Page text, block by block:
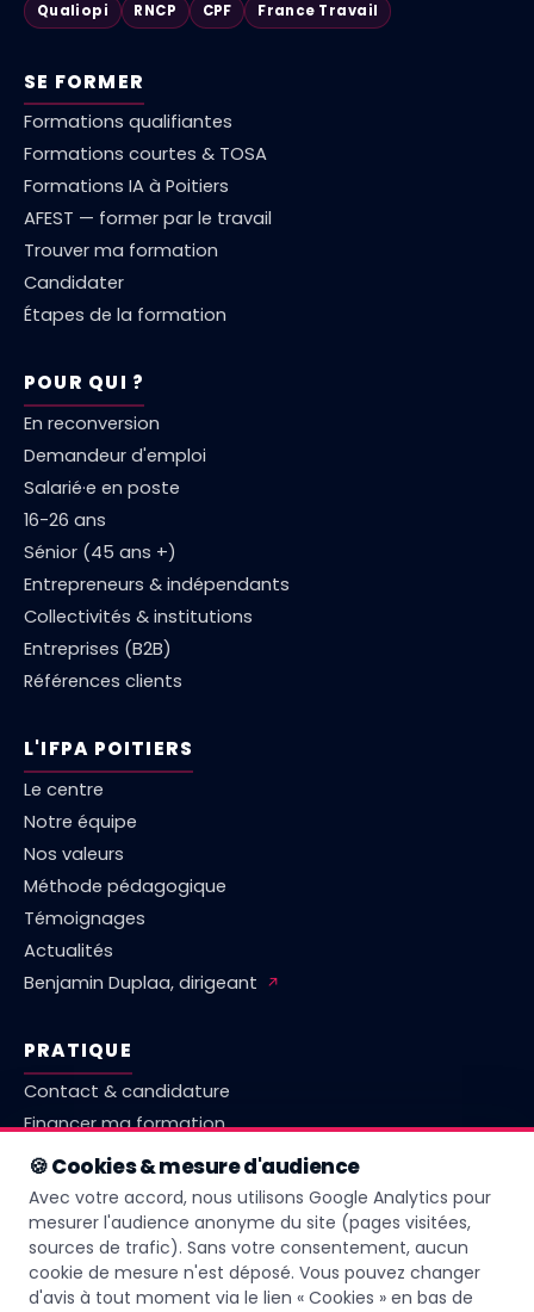
Qualiopi RNCP CPF France Travail
SE FORMER
Formations qualifiantes
Formations courtes & TOSA
Formations IA à Poitiers
AFEST — former par le travail
Trouver ma formation
Candidater
Étapes de la formation
POUR QUI ?
En reconversion
Demandeur d'emploi
Salarié·e en poste
16-26 ans
Sénior (45 ans +)
Entrepreneurs & indépendants
Collectivités & institutions
Entreprises (B2B)
Références clients
L'IFPA POITIERS
Le centre
Notre équipe
Nos valeurs
Méthode pédagogique
Témoignages
Actualités
Benjamin Duplaa, dirigeant ↗
PRATIQUE
Contact & candidature
Financer ma formation
Marché emploi Vienne
Comparatif centres Poitiers
Questions fréquentes
Livret d'accueil
🍪 Cookies & mesure d'audience
Avec votre accord, nous utilisons Google Analytics pour
mesurer l'audience anonyme du site (pages visitées,
sources de trafic). Sans votre consentement, aucun
cookie de mesure n'est déposé. Vous pouvez changer
d'avis à tout moment via le lien « Cookies » en bas de